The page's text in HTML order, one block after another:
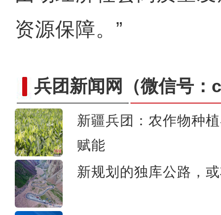
资源保障。”
兵团新闻网 （微信号
新疆兵团：农作物种
赋能
新规划的独库公路，
重大历史题材电影《天山之